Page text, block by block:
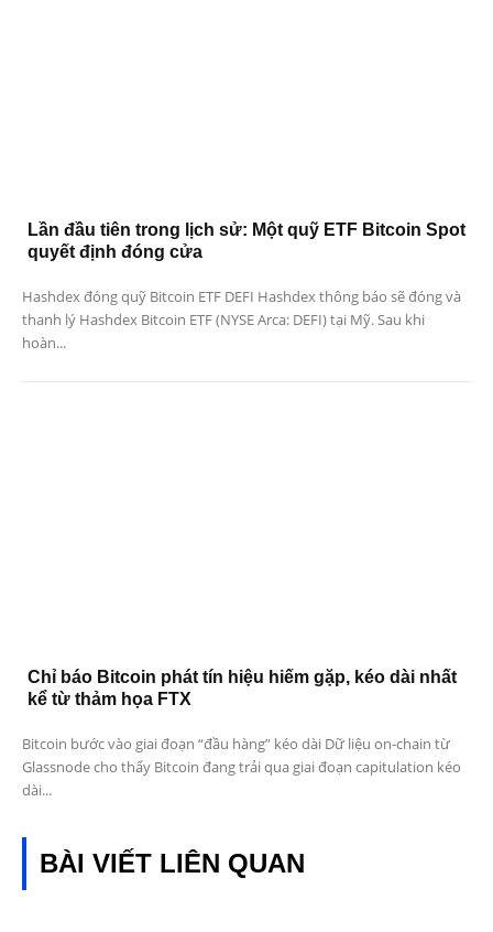
Lần đầu tiên trong lịch sử: Một quỹ ETF Bitcoin Spot
quyết định đóng cửa
Hashdex đóng quỹ Bitcoin ETF DEFI Hashdex thông báo sẽ đóng và
thanh lý Hashdex Bitcoin ETF (NYSE Arca: DEFI) tại Mỹ. Sau khi
hoàn...
Chỉ báo Bitcoin phát tín hiệu hiếm gặp, kéo dài nhất
kể từ thảm họa FTX
Bitcoin bước vào giai đoạn “đầu hàng” kéo dài Dữ liệu on-chain từ
Glassnode cho thấy Bitcoin đang trải qua giai đoạn capitulation kéo
dài...
BÀI VIẾT LIÊN QUAN